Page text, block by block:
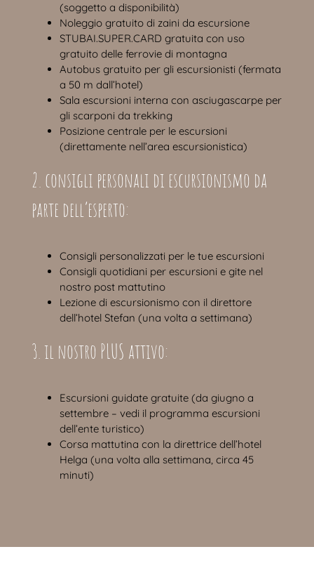
(soggetto a disponibilità)
Noleggio gratuito di zaini da escursione
STUBAI.SUPER.CARD gratuita con uso
gratuito delle ferrovie di montagna
Autobus gratuito per gli escursionisti (fermata
a 50 m dall’hotel)
Sala escursioni interna con asciugascarpe per
gli scarponi da trekking
Posizione centrale per le escursioni
(direttamente nell’area escursionistica)
2. consigli personali di escursionismo da
parte dell’esperto:
Consigli personalizzati per le tue escursioni
Consigli quotidiani per escursioni e gite nel
nostro post mattutino
Lezione di escursionismo con il direttore
dell’hotel Stefan (una volta a settimana)
3. il nostro PLUS attivo:
Escursioni guidate gratuite (da giugno a
settembre – vedi il programma escursioni
dell’ente turistico)
Corsa mattutina con la direttrice dell’hotel
Helga (una volta alla settimana, circa 45
minuti)